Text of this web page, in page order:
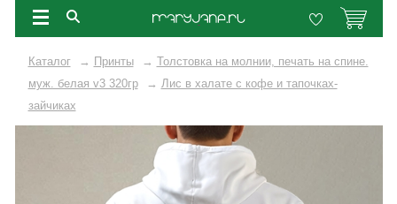
Каталог → Принты → Толстовка на молнии, печать на спине.
муж. белая v3 320гр
→ Лис в халате с кофе и тапочках-
зайчиках